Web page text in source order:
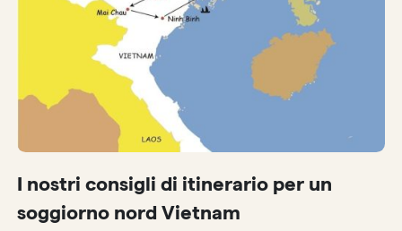
I nostri consigli di itinerario per un
soggiorno nord Vietnam